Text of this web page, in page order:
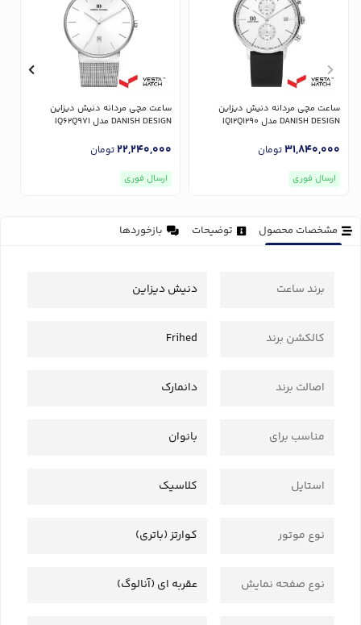
ساعت مچی مردانه دنیش دیزاین
DANISH DESIGN مدل IQ12Q1290
31,840,000تومان
ارسال فوری
ساعت مچی مردانه دنیش دیزاین
DANISH DESIGN مدل IQ62Q971
22,240,000تومان
ارسال فوری
مشخصات محصول توضیحات بازخوردها
برند ساعت دنیش دیزاین
کالکشن برند Frihed
اصالت برند دانمارک
مناسب برای بانوان
استایل کلاسیک
نوع موتور کوارتز (باتری)
نوع صفحه نمایش عقربه ای (آنالوگ)